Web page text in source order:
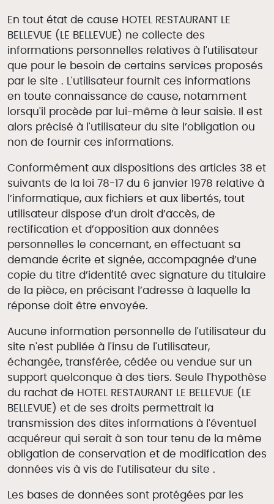
En tout état de cause HOTEL RESTAURANT LE
BELLEVUE (LE BELLEVUE) ne collecte des
informations personnelles relatives à l'utilisateur
que pour le besoin de certains services proposés
par le site . L'utilisateur fournit ces informations
en toute connaissance de cause, notamment
lorsqu'il procède par lui-même à leur saisie. Il est
alors précisé à l'utilisateur du site l’obligation ou
non de fournir ces informations.
Conformément aux dispositions des articles 38 et
suivants de la loi 78-17 du 6 janvier 1978 relative à
l’informatique, aux fichiers et aux libertés, tout
utilisateur dispose d’un droit d’accès, de
rectification et d’opposition aux données
personnelles le concernant, en effectuant sa
demande écrite et signée, accompagnée d’une
copie du titre d’identité avec signature du titulaire
de la pièce, en précisant l’adresse à laquelle la
réponse doit être envoyée.
Aucune information personnelle de l'utilisateur du
site n'est publiée à l'insu de l'utilisateur,
échangée, transférée, cédée ou vendue sur un
support quelconque à des tiers. Seule l'hypothèse
du rachat de HOTEL RESTAURANT LE BELLEVUE (LE
BELLEVUE) et de ses droits permettrait la
transmission des dites informations à l'éventuel
acquéreur qui serait à son tour tenu de la même
obligation de conservation et de modification des
données vis à vis de l'utilisateur du site .
Les bases de données sont protégées par les